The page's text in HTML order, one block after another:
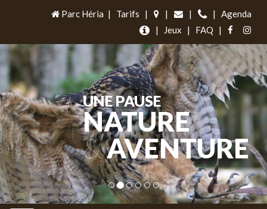
Parc Héria | Tarifs | | | |
Agenda
|
Jeux | FAQ |
UNE PAUSE
NATURE
&AVENTURE